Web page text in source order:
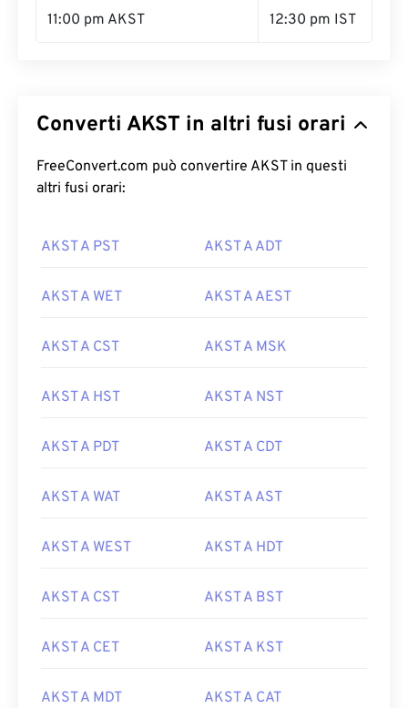
11:00 pm AKST 12:30 pm IST
Converti AKST in altri fusi orari
FreeConvert.com può convertire AKST in questi
altri fusi orari:
AKST A PST AKST A ADT
AKST A WET AKST A AEST
AKST A CST AKST A MSK
AKST A HST AKST A NST
AKST A PDT AKST A CDT
AKST A WAT AKST A AST
AKST A WEST AKST A HDT
AKST A CST AKST A BST
AKST A CET AKST A KST
AKST A MDT AKST A CAT